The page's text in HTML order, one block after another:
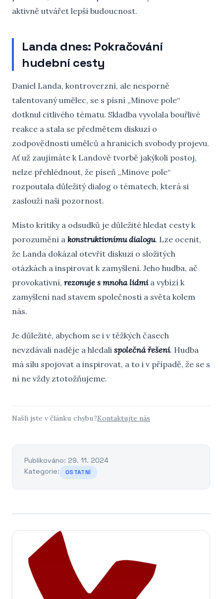
aktivně utvářet lepší budoucnost.
Landa dnes: Pokračování
hudební cesty
Daniel Landa, kontroverzní, ale nesporně
talentovaný umělec, se s písní „Minove pole“
dotknul citlivého tématu. Skladba vyvolala bouřlivé
reakce a stala se předmětem diskuzí o
zodpovědnosti umělců a hranicích svobody projevu.
Ať už zaujímáte k Landově tvorbě jakýkoli postoj,
nelze přehlédnout, že píseň „Minove pole“
rozpoutala důležitý dialog o tématech, která si
zaslouží naši pozornost.
Místo kritiky a odsudků je důležité hledat cesty k
porozumění a konstruktivnímu dialogu. Lze ocenit,
že Landa dokázal otevřít diskuzi o složitých
otázkách a inspirovat k zamyšlení. Jeho hudba, ač
provokativní, rezonuje s mnoha lidmia vybízí k
zamyšlení nad stavem společnosti a světa kolem
nás.
Je důležité, abychom se i v těžkých časech
nevzdávali naděje a hledali společná řešení. Hudba
má sílu spojovat a inspirovat, a to i v případě, že se s
ní ne vždy ztotožňujeme.
Našli jste v článku chybu?Kontaktujte nás
Publikováno: 29. 11. 2024
Kategorie:
OSTATNÍ